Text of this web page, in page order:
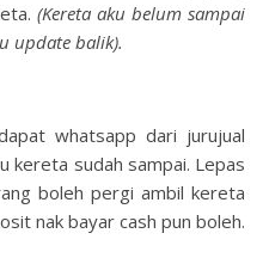
(Kereta aku belum sampai
update balik).
whatsapp dari jurujual
kereta sudah sampai. Lepas
boleh pergi ambil kereta
nak bayar cash pun boleh.